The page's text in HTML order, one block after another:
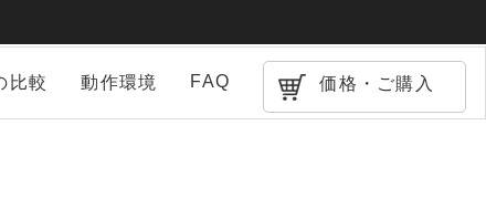
比較 動作環境 FAQ 価格・ご購入